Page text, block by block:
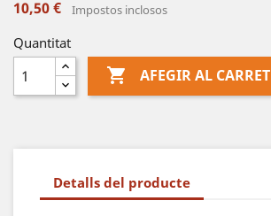
10,50 € Impostos inclosos
Quantitat
 AFEGIR AL CARRET
Detalls del producte